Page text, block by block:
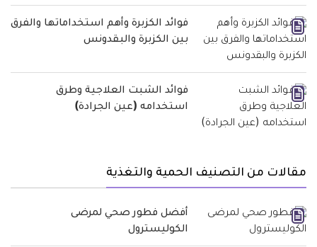
فوائد الكزبرة وأهم استخداماتها والفرق
بين الكزبرة والبقدونس
فوائد الشبت العلاجية وطرق
استخدامه (عين الجرادة)
مقالات من التصنيف الحمية والتغذية
أفضل فطور صحي لمرضى
الكوليسترول